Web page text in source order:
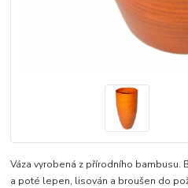
Váza vyrobená z přírodního bambusu.
a poté lepen, lisován a broušen do